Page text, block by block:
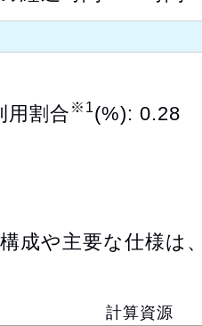
用割合 ※1 (%): 0.28
成や主要な仕様は
計算資源